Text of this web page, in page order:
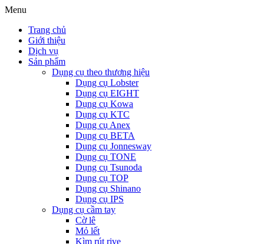
Menu
Trang chủ
Giới thiệu
Dịch vụ
Sản phẩm
Dụng cụ theo thương hiệu
Dụng cụ Lobster
Dụng cụ EIGHT
Dụng cụ Kowa
Dụng cụ KTC
Dụng cụ Anex
Dụng cụ BETA
Dụng cụ Jonnesway
Dụng cụ TONE
Dụng cụ Tsunoda
Dụng cụ TOP
Dụng cụ Shinano
Dụng cụ IPS
Dụng cụ cầm tay
Cờ lê
Mỏ lết
Kìm rút rive